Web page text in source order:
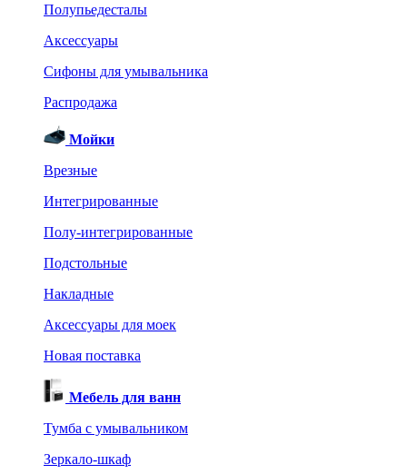
Полупьедесталы
Аксессуары
Сифоны для умывальника
Распродажа
Мойки
Врезные
Интегрированные
Полу-интегрированные
Подстольные
Накладные
Аксессуары для моек
Новая поставка
Мебель для ванн
Тумба с умывальником
Зеркало-шкаф